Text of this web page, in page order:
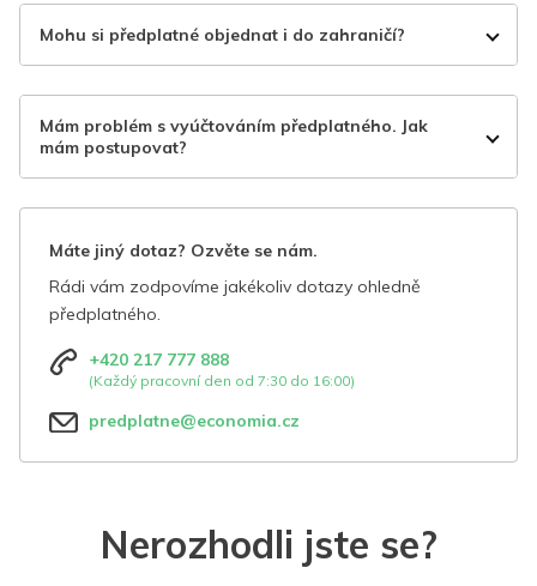
Mohu si předplatné objednat i do zahraničí?
Mám problém s vyúčtováním předplatného. Jak
mám postupovat?
Máte jiný dotaz? Ozvěte se nám.
Rádi vám zodpovíme jakékoliv dotazy ohledně
předplatného.
+420 217 777 888
(Každý pracovní den od 7:30 do 16:00)
predplatne@economia.cz
Nerozhodli jste se?